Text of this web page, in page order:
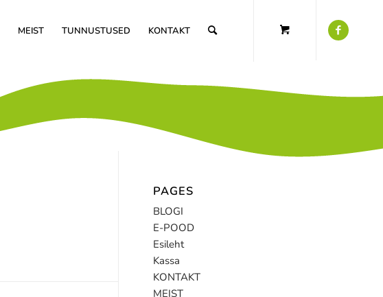
MEIST TUNNUSTUSED KONTAKT
PAGES
BLOGI
E-POOD
Esileht
Kassa
KONTAKT
MEIST